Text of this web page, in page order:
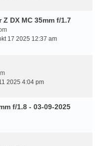
DX MC 35mm f/1.7
17 2025 12:37 am
2025 4:04 pm
f/1.8 - 03-09-2025